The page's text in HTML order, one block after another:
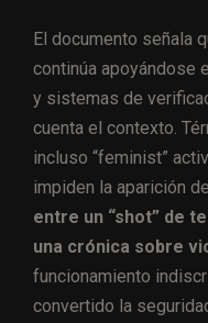
El documento señala
continúa apoyándose
y sistemas de
cuenta el contexto.
incluso “feminist”
impiden la aparición
entre un “shot” de
una crónica sobre
funcionamiento
convertido la